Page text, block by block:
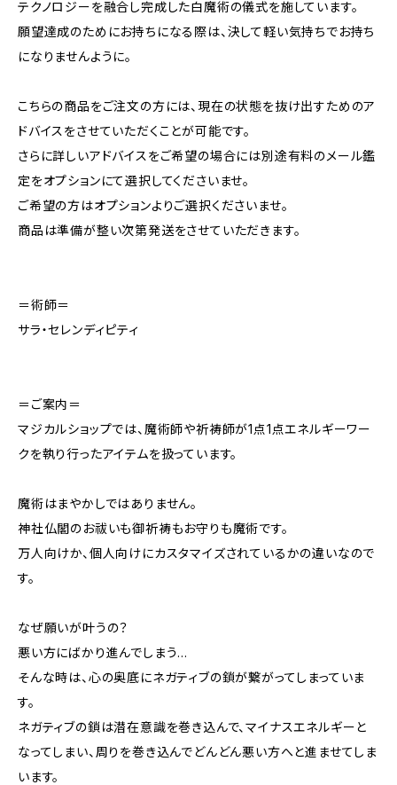
テクノロジーを融合し完成した白魔術の儀式を施しています。
願望達成のためにお持ちになる際は、決して軽い気持ちでお持ち
になりませんように。
こちらの商品をご注文の方には、現在の状態を抜け出すためのア
ドバイスをさせていただくことが可能です。
さらに詳しいアドバイスをご希望の場合には別途有料のメール鑑
定をオプションにて選択してくださいませ。
ご希望の方はオプションよりご選択くださいませ。
商品は準備が整い次第発送をさせていただきます。
＝術師＝
サラ・セレンディピティ
＝ご案内＝
マジカルショップでは、魔術師や祈祷師が1点1点エネルギーワー
クを執り行ったアイテムを扱っています。
魔術はまやかしではありません。
神社仏閣のお祓いも御祈祷もお守りも魔術です。
万人向けか、個人向けにカスタマイズされているかの違いなので
す。
なぜ願いが叶うの？
悪い方にばかり進んでしまう…
そんな時は、心の奥底にネガティブの鎖が繋がってしまっていま
す。
ネガティブの鎖は潜在意識を巻き込んで、マイナスエネルギーと
なってしまい、周りを巻き込んでどんどん悪い方へと進ませてしま
います。